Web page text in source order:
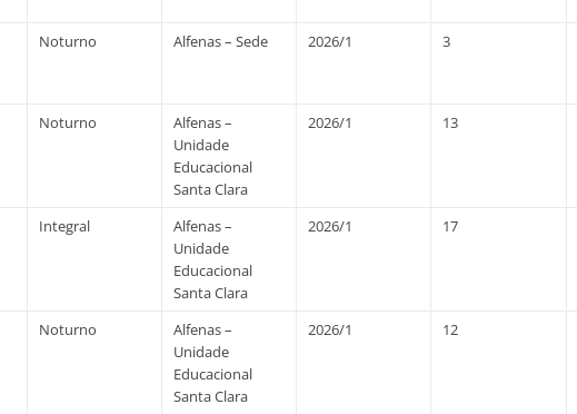
Noturno Alfenas – Sede 2026/1 3
Noturno
Alfenas –
Unidade
Educacional
Santa Clara
2026/1 13
Integral
Alfenas –
Unidade
Educacional
Santa Clara
2026/1 17
Noturno
Alfenas –
Unidade
Educacional
Santa Clara
2026/1 12